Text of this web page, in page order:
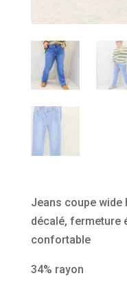
Jeans coupe wide
décalé, fermeture
confortable
34% rayon